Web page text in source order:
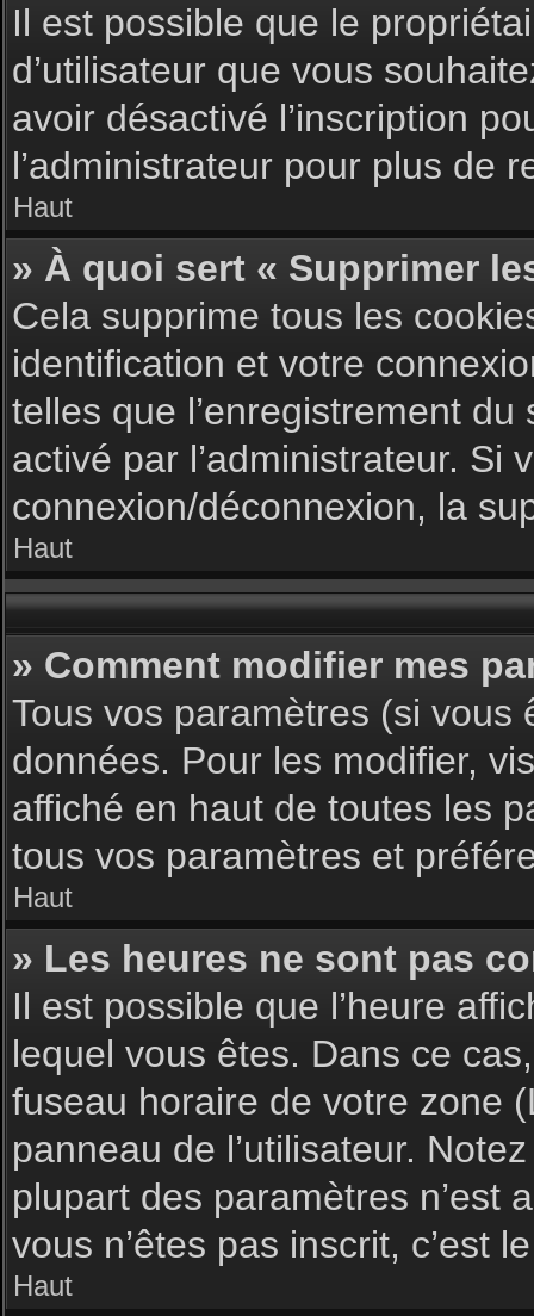
Il est possible que le
d’utilisateur que vous
avoir désactivé l’inscription
l’administrateur pour plus de
Haut
» À quoi sert « Supprimer
Cela supprime tous les
identification et votre
telles que l’enregistrement
activé par l’administrateur. Si
connexion/déconnexion, la
Haut
» Comment modifier mes
Tous vos paramètres (si
données. Pour les modifier,
affiché en haut de toutes les
tous vos paramètres et
Haut
» Les heures ne sont pas
Il est possible que l’heure
lequel vous êtes. Dans ce
fuseau horaire de votre zone
panneau de l’utilisateur.
plupart des paramètres n’est
vous n’êtes pas inscrit, c’est
Haut